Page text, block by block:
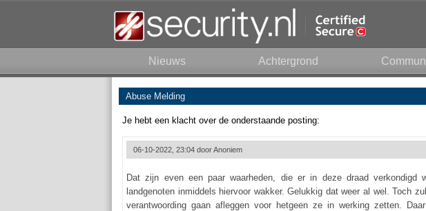
Nieuws Achtergrond
Abuse Melding
Je hebt een klacht over de onderstaande posting:
06-10-2022, 23:04 doorAnoniem
Dat zijn even een paar waarheden, die er in deze draad
landgenoten inmiddels hiervoor wakker. Gelukkig dat weer al wel. Toch
verantwoording gaan afleggen voor hetgeen ze in werking zetten.